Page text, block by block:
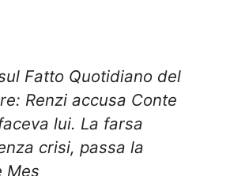
Fatto Quotidiano del
Renzi accusa Conte
lui. La farsa
crisi, passa la
Mes